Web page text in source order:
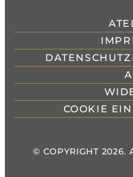
COOKIE
© COPYRIGHT 2026.